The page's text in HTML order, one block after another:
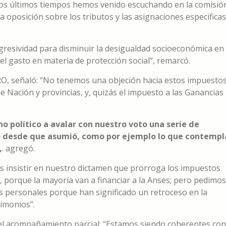
últimos tiempos hemos venido escuchando en la
oposición sobre los tributos y las asignaciones especificas
para disminuir la desigualdad socioeconómica en
gasto en materia de protección social”, remarcó.
señaló: “No tenemos una objeción hacia estos
y provincias, y, quizás el impuesto a las Ganancias
político a avalar con nuestro voto una serie de
que asumió, como por ejemplo lo que
. agregó.
insistir en nuestro dictamen que prorroga los impuestos
la mayoría van a financiar a la Anses; pero pedimos
personales porque han significado un retroceso en la